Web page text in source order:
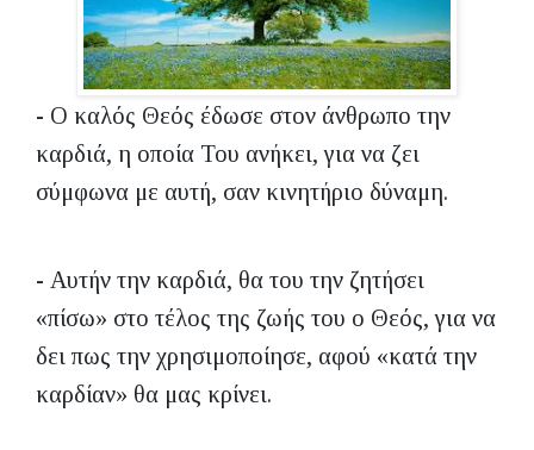
- Ο καλός Θεός έδωσε στον άνθρωπο την
καρδιά, η οποία Του ανήκει, για να ζει
σύμφωνα με αυτή, σαν κινητήριο δύναμη.
- Αυτήν την καρδιά, θα του την ζητήσει
«πίσω» στο τέλος της ζωής του ο Θεός, για να
δει πως την χρησιμοποίησε, αφού «κατά την
καρδίαν» θα μας κρίνει.